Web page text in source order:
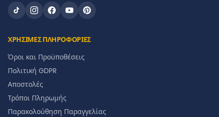
ΧΡΗΣΙΜΕΣ ΠΛΗΡΟΦΟΡΙΕΣ
Όροι και Προϋποθέσεις
Πολιτική GDPR
Αποστολές
Τρόποι Πληρωμής
Παρακολούθηση Παραγγελίας